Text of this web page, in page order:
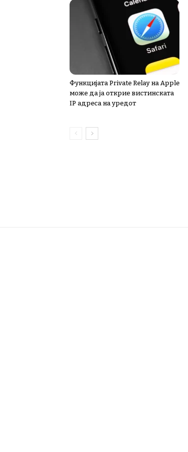
Функцијата Private Relay на Apple
може да ја открие вистинската
IP адреса на уредот